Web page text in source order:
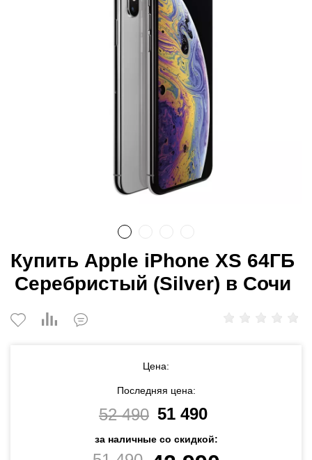
Купить Apple iPhone XS 64ГБ
Серебристый (Silver) в Сочи
Цена:
Последняя цена:
52 490 51 490
за наличные со скидкой: